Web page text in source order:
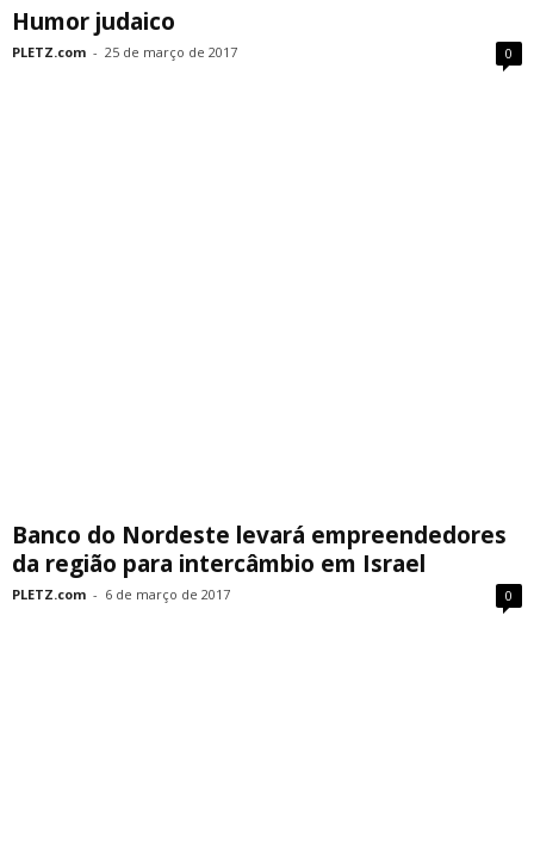
Humor judaico
PLETZ.com - 25 de março de 2017 0
Banco do Nordeste levará empreendedores
da região para intercâmbio em Israel
PLETZ.com - 6 de março de 2017 0